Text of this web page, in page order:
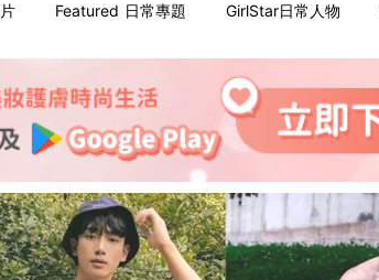
Featured 日常專題 GirlStar日常人物